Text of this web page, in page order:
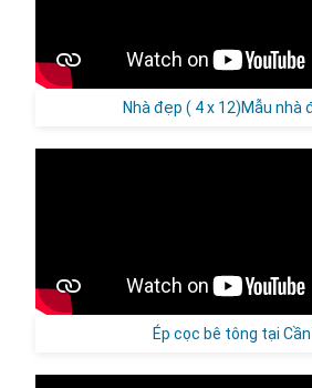
Nhà đẹp ( 4 x 12)Mẫu nhà
Ép cọc bê tông tại